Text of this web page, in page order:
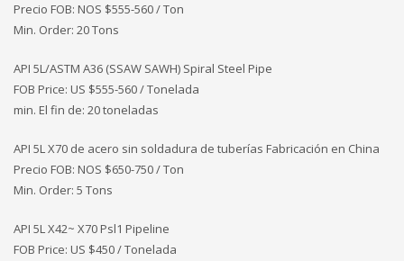
Precio FOB: NOS $555-560 / Ton
Min. Order: 20 Tons
API 5L/ASTM A36 (SSAW SAWH) Spiral Steel Pipe
FOB Price: US $555-560 / Tonelada
min. El fin de: 20 toneladas
API 5L X70 de acero sin soldadura de tuberías Fabricación en China
Precio FOB: NOS $650-750 / Ton
Min. Order: 5 Tons
API 5L X42~ X70 Psl1 Pipeline
FOB Price: US $450 / Tonelada